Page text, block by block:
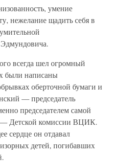
умение
нежелание щадить себя в
всегда шел огромный
были написаны
оберточной бумаги и
— председатель
председателем самой
Детской комиссии ВЦИК.
сердце он отдавал
детей, погибавших